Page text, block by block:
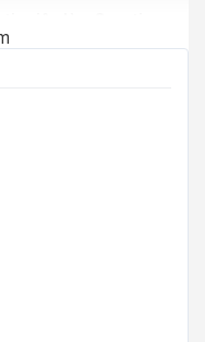
creative director
mộc
đến cho người tìm
nhất để làm việc.